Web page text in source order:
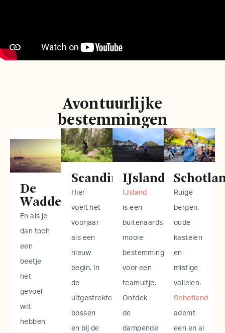
Avontuurlijke
bestemmingen
De
Waddeneilanden
En als je
dan toch
een
beetje
het
gevoel
wilt
hebben
Scandinavië
Hier
voelt het
voorjaar
als een
nieuw
begin. In
de
uitgestrekte
bossen
en bij de
IJsland
IJsland
is een
buitenaards
mooie
bestemming
voor een
teamuitje.
Ontdek
de
dampende
Ruige
bergen,
oude
kastelen
en
mistige
valleien.
Schotland
ademt
een en al